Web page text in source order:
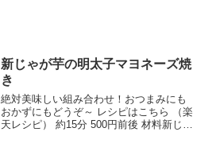
新じゃが芋の明太子マヨネーズ焼
き
絶対美味しい組み合わせ！おつまみにも
おかずにもどうぞ～ レシピはこちら （楽
天レシピ） 約15分 500円前後 材料新じゃ